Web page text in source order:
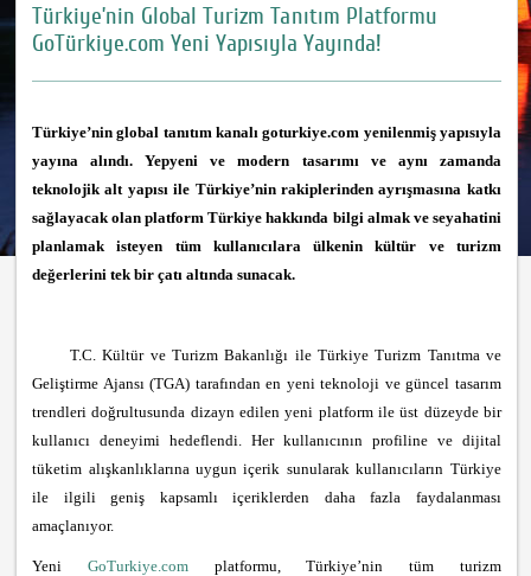
Türkiye’nin Global Turizm Tanıtım Platformu
GoTürkiye.com Yeni Yapısıyla Yayında!
Türkiye’nin global tanıtım kanalı goturkiye.com yenilenmiş yapısıyla
yayına alındı. Yepyeni ve modern tasarımı ve aynı zamanda
teknolojik alt yapısı ile Türkiye’nin rakiplerinden ayrışmasına katkı
sağlayacak olan platform Türkiye hakkında bilgi almak ve seyahatini
planlamak isteyen tüm kullanıcılara ülkenin kültür ve turizm
değerlerini tek bir çatı altında sunacak.
T.C. Kültür ve Turizm Bakanlığı ile Türkiye Turizm Tanıtma ve
Geliştirme Ajansı (TGA) tarafından en yeni teknoloji ve güncel tasarım
trendleri doğrultusunda dizayn edilen yeni platform ile üst düzeyde bir
kullanıcı deneyimi hedeflendi. Her kullanıcının profiline ve dijital
tüketim alışkanlıklarına uygun içerik sunularak kullanıcıların Türkiye
ile ilgili geniş kapsamlı içeriklerden daha fazla faydalanması
amaçlanıyor.
Yeni GoTurkiye.complatformu, Türkiye’nin tüm turizm